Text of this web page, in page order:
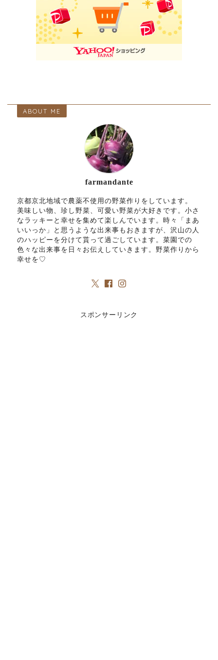
ABOUT ME
farmandante
京都京北地域で農薬不使用の野菜作りをしています。
美味しい物、珍し野菜、可愛い野菜が大好きです。小さ
なラッキーと幸せを集めて楽しんでいます。時々「まあ
いいっか」と思うような出来事もおきますが、沢山の人
のハッピーを分けて貰って過ごしています。菜園での
色々な出来事を日々お伝えしていきます。野菜作りから
幸せを♡
スポンサーリンク